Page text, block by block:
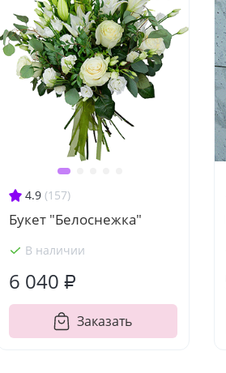
4.9 (157)
Букет "Белоснежка"
В наличии
6 040 ₽
Заказать